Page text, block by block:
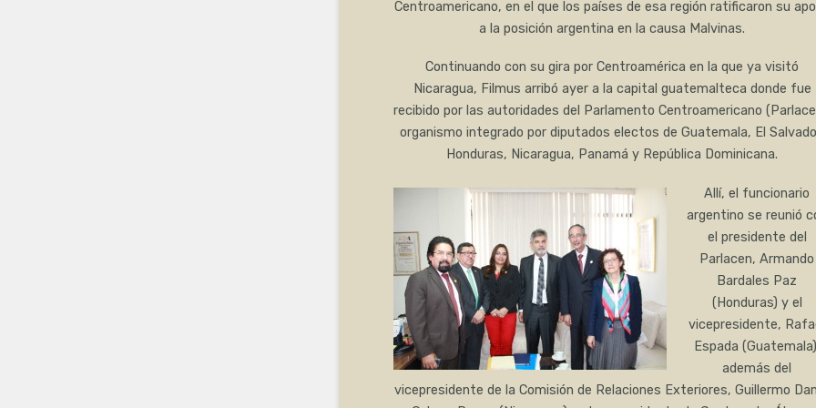
Centroamericano, en el que los países de esa región ratificaron su
a la posición argentina en la causa Malvinas.
Continuando con su gira por Centroamérica en la que ya visitó
Nicaragua, Filmus arribó ayer a la capital guatemalteca donde fue
recibido por las autoridades del Parlamento Centroamericano
organismo integrado por diputados electos de Guatemala, El
Honduras, Nicaragua, Panamá y República Dominicana.
Allí, el funcionario
argentino se reunió
el presidente del
Parlacen, Armando
Bardales Paz
(Honduras) y el
vicepresidente,
Espada
además del
vicepresidente de la Comisión de Relaciones Exteriores, Guillermo